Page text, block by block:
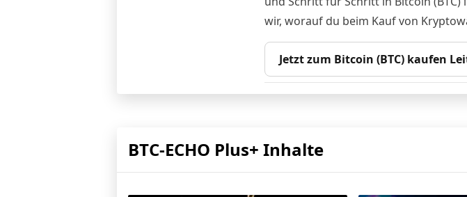
wir, worauf du beim Kauf von
Jetzt zum Bitcoin (BTC) kaufen
BTC-ECHO Plus+ Inhalte